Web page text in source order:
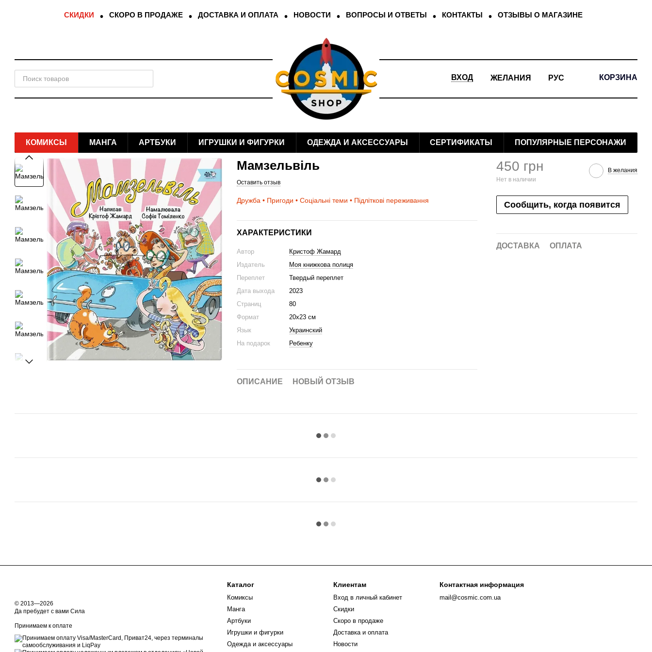
СКИДКИ СКОРО В ПРОДАЖЕ ДОСТАВКА И ОПЛАТА НОВОСТИ ВОПРОСЫ И ОТВЕТЫ КОНТАКТЫ ОТЗЫВЫ О МАГАЗИНЕ
ВХОД ЖЕЛАНИЯ РУС КОРЗИНА
КОМИКСЫ МАНГА АРТБУКИ ИГРУШКИ И ФИГУРКИ ОДЕЖДА И АКСЕССУАРЫ СЕРТИФИКАТЫ ПОПУЛЯРНЫЕ ПЕРСОНАЖИ
Мамзельвіль
Оставить отзыв
Дружба • Пригоди • Соціальні теми • Підліткові переживання
ХАРАКТЕРИСТИКИ
Автор
Кристоф Жамард
Издатель
Моя книжкова полиця
Переплет
Твердый переплет
Дата выхода
2023
Страниц
80
Формат
20х23 см
Язык
Украинский
На подарок
Ребенку
ОПИСАНИЕ НОВЫЙ ОТЗЫВ
450 грн
Нет в наличии
В желания
Сообщить, когда появится
ДОСТАВКА ОПЛАТА
© 2013—2026
Да пребудет с вами Сила
Принимаем к оплате
Каталог
Комиксы
Манга
Артбуки
Игрушки и фигурки
Одежда и аксессуары
Клиентам
Вход в личный кабинет
Скидки
Скоро в продаже
Доставка и оплата
Новости
Контактная информация
mail@cosmic.com.ua